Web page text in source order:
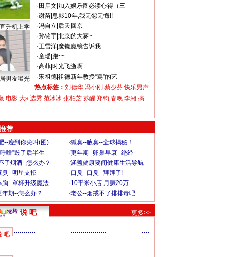
升机上学
男友曝光
· 田启文 加入娱乐圈必读心得（三
·谢苗| 息影10年,我无怨无悔!!
·冯自立 后天回京
·孙铭宇| 北京的大雾~
·王雪洋| 魔镜魔镜告诉我
·童瑶| 跑~~
·高菲| 时光飞逝啊
·宋祖德| 祖德新年教授“骂”的艺
热点标签： 刘德华 冯小刚 蔡少芬 快乐男声
电影 大s 选秀 范冰冰 张柏芝 苏醒 郑钧 春晚 李湘 搞
荐
--瘦到你尖叫(图) ·狐臭--腋臭--全球揭秘！
噜”毁了后半生 ·更年期--卵巢早衰--绝经
了烟酒--怎么办？ ·涵盖健康要闻健康生活导航
臭--明星支招 ·口臭--口臭--拜拜了!
胸--罩杯升级魔法 ·10平米小店 月赚20万
年期--怎么办？ ·老公--烟戒不了排排毒吧
说 吧 更多>>
吧